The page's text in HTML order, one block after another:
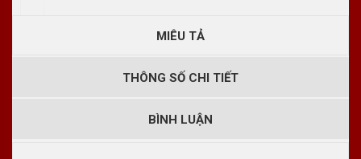
MIÊU TẢ
THÔNG SỐ CHI TIẾT
BÌNH LUẬN